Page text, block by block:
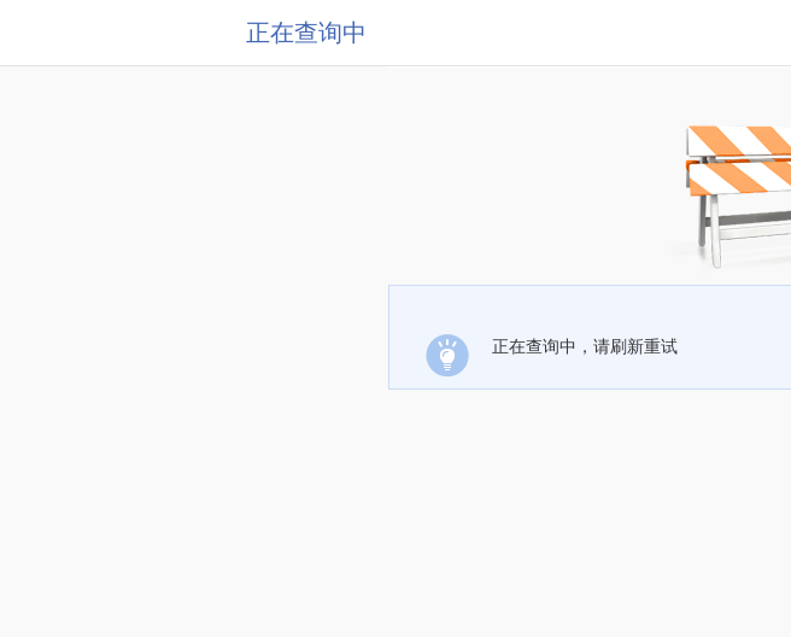
正在查询中
正在查询中，请刷新重试